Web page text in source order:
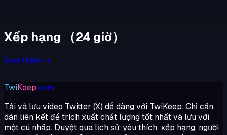
Xếp hạng （24 giờ）
Xem thêm →
TwiKeep.com
Tải và lưu video Twitter (X) dễ dàng với TwiKeep. Chỉ cần
dán liên kết để trích xuất chất lượng tốt nhất và lưu với
một cú nhấp. Duyệt qua lịch sử, yêu thích, xếp hạng, người